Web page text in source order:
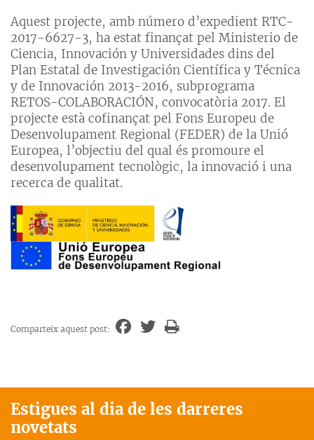
Aquest projecte, amb número d’expedient RTC-
2017-6627-3, ha estat finançat pel Ministerio de
Ciencia, Innovación y Universidades dins del
Plan Estatal de Investigación Científica y Técnica
y de Innovación 2013-2016, subprograma
RETOS-COLABORACIÓN, convocatòria 2017. El
projecte està cofinançat pel Fons Europeu de
Desenvolupament Regional (FEDER) de la Unió
Europea, l’objectiu del qual és promoure el
desenvolupament tecnològic, la innovació i una
recerca de qualitat.
Comparteix aquest post:
Estigues al dia de les darreres
novetats